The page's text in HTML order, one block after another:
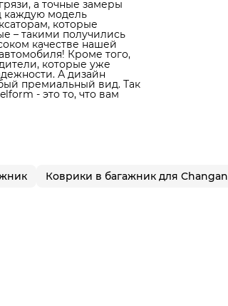
а точные замеры
каждую модель
которые
– такими получились
качестве нашей
Кроме того,
которые уже
А дизайн
премиальный вид. Так
- это то, что вам
Коврики в багажник для Changan